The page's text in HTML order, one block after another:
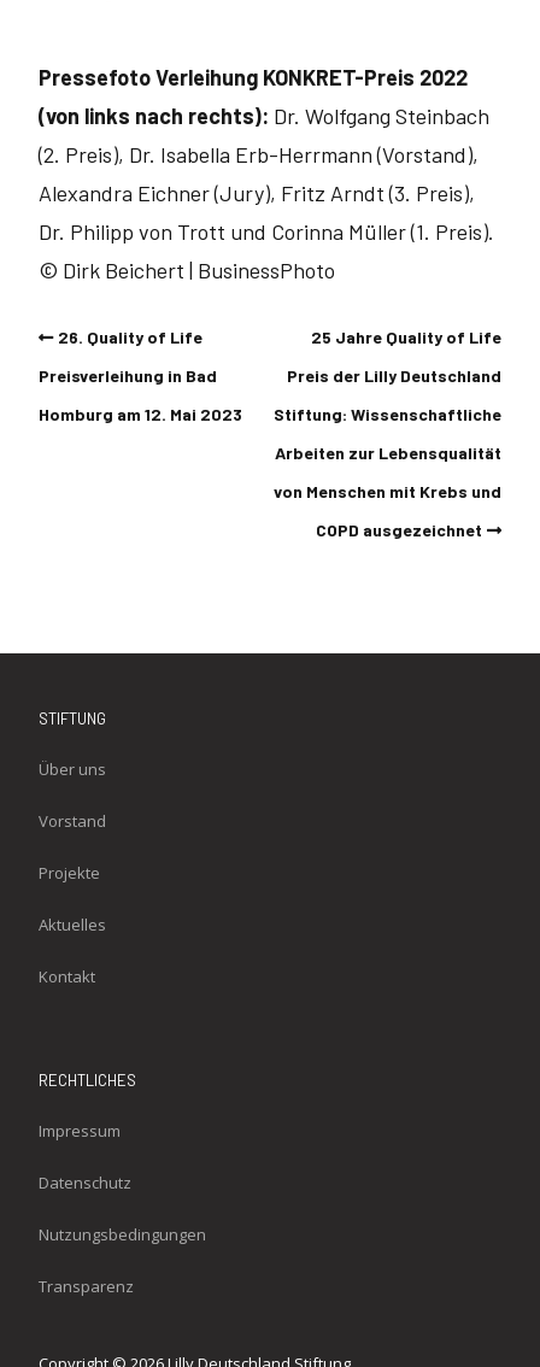
Pressefoto Verleihung KONKRET-Preis 2022
(von links nach rechts): Dr. Wolfgang Steinbach
(2. Preis), Dr. Isabella Erb-Herrmann (Vorstand),
Alexandra Eichner (Jury), Fritz Arndt (3. Preis),
Dr. Philipp von Trott und Corinna Müller (1. Preis).
© Dirk Beichert | BusinessPhoto
26. Quality of Life
Preisverleihung in Bad
Homburg am 12. Mai 2023
25 Jahre Quality of Life
Preis der Lilly Deutschland
Stiftung: Wissenschaftliche
Arbeiten zur Lebensqualität
von Menschen mit Krebs und
COPD ausgezeichnet
STIFTUNG
Über uns
Vorstand
Projekte
Aktuelles
Kontakt
RECHTLICHES
Impressum
Datenschutz
Nutzungsbedingungen
Transparenz